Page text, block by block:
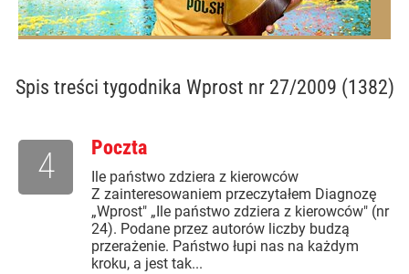
Spis treści tygodnika Wprost nr 27/2009 (1382)
Poczta
Ile państwo zdziera z kierowców
Z zainteresowaniem przeczytałem Diagnozę
„Wprost" „Ile państwo zdziera z kierowców" (nr
24). Podane przez autorów liczby budzą
przerażenie. Państwo łupi nas na każdym
kroku, a jest tak...
4